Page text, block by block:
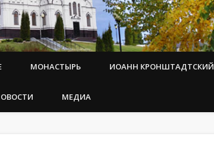
МОНАСТЫРЬ ИОАНН КРОНШТАДТСКИЙ
МЕДИА